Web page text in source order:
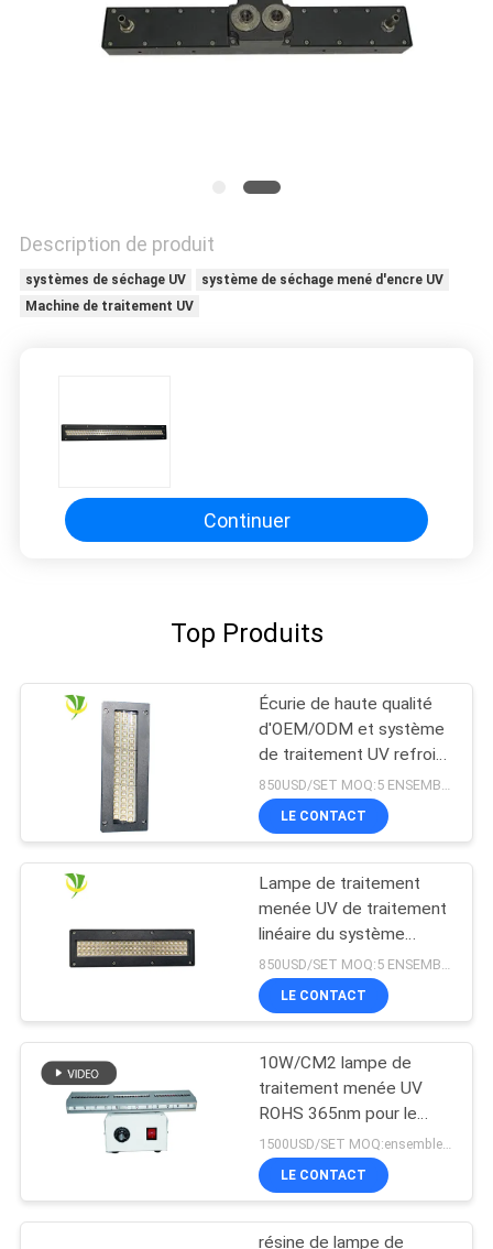
POLICY
Description de produit
systèmes de séchage UV
système de séchage mené d'encre UV
Machine de traitement UV
Continuer
Top Produits
Écurie de haute qualité
d'OEM/ODM et système
de traitement UV refroidi
à l'eau sûr du
refroidissement par l'eau
LED pour la machine
850USD/SET MOQ:5 ENSEMBLES
LE CONTACT
Lampe de traitement
menée UV de traitement
linéaire du système
365nm 395nm 405nm de
Shenzhen 1200w
LE CONTACT
10W/CM2 lampe de
traitement menée UV
ROHS 365nm pour le
revêtement de résine
LE CONTACT
résine de lampe de